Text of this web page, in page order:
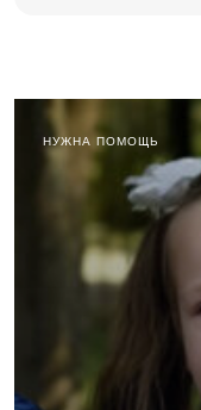
НУЖНА ПОМОЩЬ